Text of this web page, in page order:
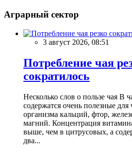
Аграрный сектор
3 август 2026, 08:51
Потребление чая
сократилось
Несколько слов о пользе чая В
содержатся очень полезные для
организма кальций, фтор,
магний. Концентрация
выше, чем в цитрусовых, а
два...